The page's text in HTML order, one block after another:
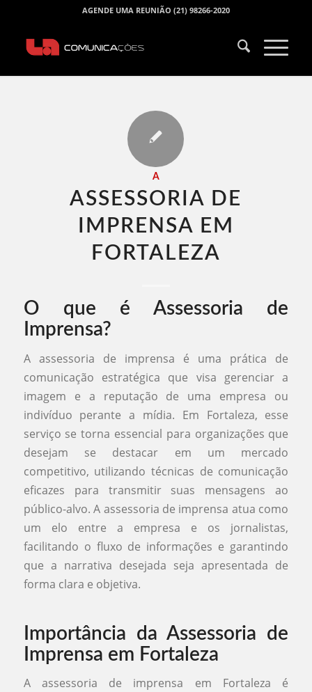
AGENDE UMA REUNIÃO (21) 98266-2020
A
ASSESSORIA DE
IMPRENSA EM
FORTALEZA​
O que é Assessoria de
Imprensa?
A assessoria de imprensa é uma prática de
comunicação estratégica que visa gerenciar a
imagem e a reputação de uma empresa ou
indivíduo perante a mídia. Em Fortaleza, esse
serviço se torna essencial para organizações que
desejam se destacar em um mercado
competitivo, utilizando técnicas de comunicação
eficazes para transmitir suas mensagens ao
público-alvo. A assessoria de imprensa atua como
um elo entre a empresa e os jornalistas,
facilitando o fluxo de informações e garantindo
que a narrativa desejada seja apresentada de
forma clara e objetiva.
Importância da Assessoria de
Imprensa em Fortaleza
A assessoria de imprensa em Fortaleza é